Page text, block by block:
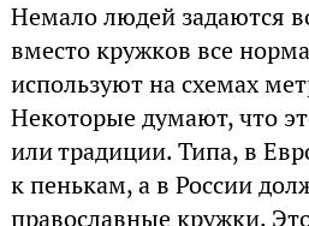
Немало людей задаются
вместо кружков все
используют на схемах
Некоторые думают, что
или традиции. Типа, в
к пенькам, а в России
православные кружки.